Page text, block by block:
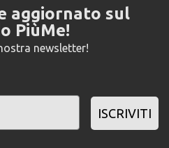
aggiornato sul
PiùMe!
newsletter!
ISCRIVITI